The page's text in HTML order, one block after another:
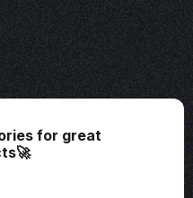
for great